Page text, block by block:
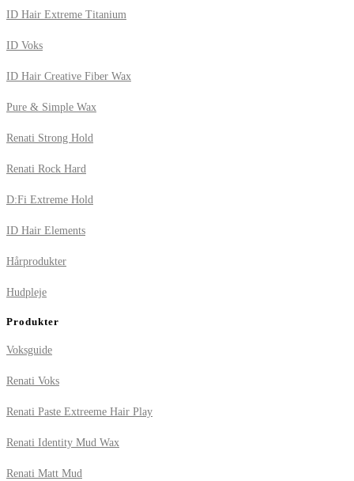
ID Hair Extreme Titanium
ID Voks
ID Hair Creative Fiber Wax
Pure & Simple Wax
Renati Strong Hold
Renati Rock Hard
D:Fi Extreme Hold
ID Hair Elements
Hårprodukter
Hudpleje
Produkter
Voksguide
Renati Voks
Renati Paste Extreeme Hair Play
Renati Identity Mud Wax
Renati Matt Mud